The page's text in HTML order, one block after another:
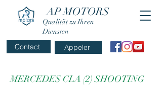
AP MOTORS
Qualität zu Ihren
Diensten
Appeler
Contact
MERCEDES CLA (2) SHOOTING